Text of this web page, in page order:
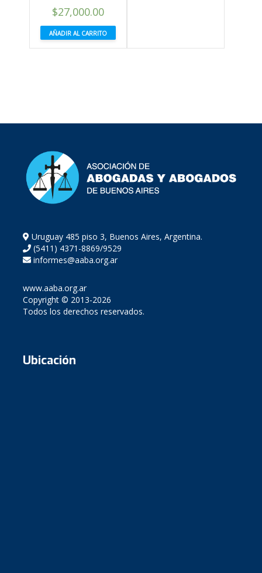
El
precio
original
$27,000.00El
precio
actual
AÑADIR AL CARRITO
Uruguay 485 piso 3, Buenos Aires, Argentina.
(5411) 4371-8869/9529
informes@aaba.org.ar
www.aaba.org.ar
Copyright © 2013-2026
Todos los derechos reservados.
Ubicación